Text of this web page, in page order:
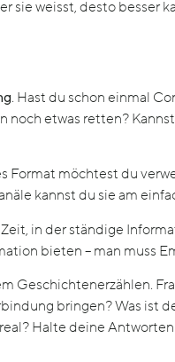
sie weisst, desto besser
. Hast du schon einmal
etwas retten?
Format möchtest du
kannst du sie am
in der ständige
bieten – man muss
Geschichtenerzählen.
bringen? Was ist
Halte deine